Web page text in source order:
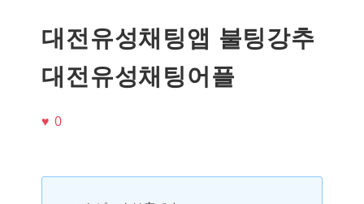
대전유성채팅앱 불팅강추
대전유성채팅어플
♥ 0